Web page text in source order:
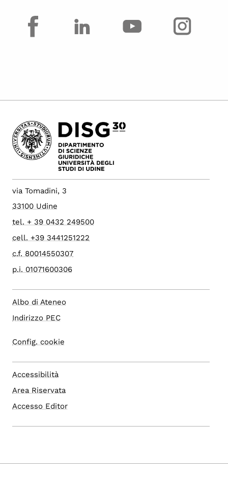
facebook
via Tomadini, 3
33100 Udine
tel. + 39 0432 249500
cell. +39 3441251222
c.f. 80014550307
p.i. 01071600306
Albo di Ateneo
Indirizzo PEC
Config. cookie
Accessibilità
Area Riservata
Accesso Editor